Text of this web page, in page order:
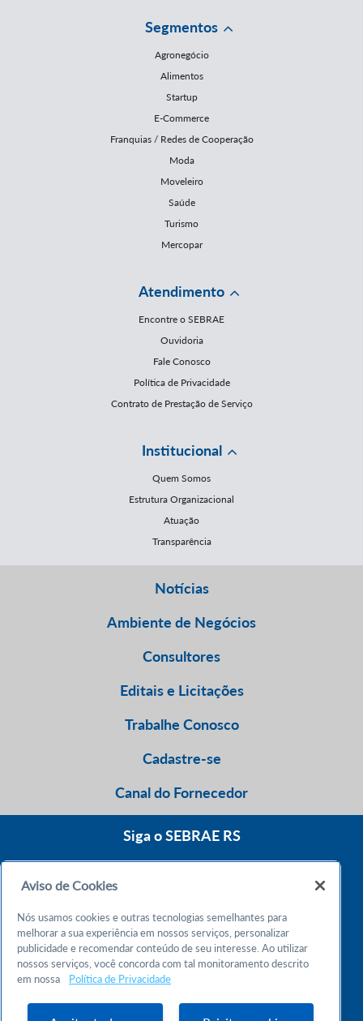
Segmentos
Agronegócio
Alimentos
Startup
E-Commerce
Franquias / Redes de Cooperação
Moda
Moveleiro
Saúde
Turismo
Mercopar
Atendimento
Encontre o SEBRAE
Ouvidoria
Fale Conosco
Política de Privacidade
Contrato de Prestação de Serviço
Institucional
Quem Somos
Estrutura Organizacional
Atuação
Transparência
Notícias
Ambiente de Negócios
Consultores
Editais e Licitações
Trabalhe Conosco
Cadastre-se
Canal do Fornecedor
Siga o SEBRAE RS
Atendimento 24h
Chame no WhatsApp
Aviso de Cookies
Nós usamos cookies e outras tecnologias semelhantes para
melhorar a sua experiência em nossos serviços, personalizar
publicidade e recomendar conteúdo de seu interesse. Ao utilizar
nossos serviços, você concorda com tal monitoramento descrito
em nossa
Política de Privacidade